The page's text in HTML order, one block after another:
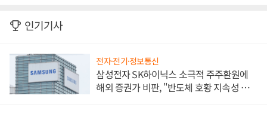
인기기사
전자·전기·정보통신
삼성전자 SK하이닉스 소극적 주주환원에
해외 증권가 비판, "반도체 호황 지속성 의